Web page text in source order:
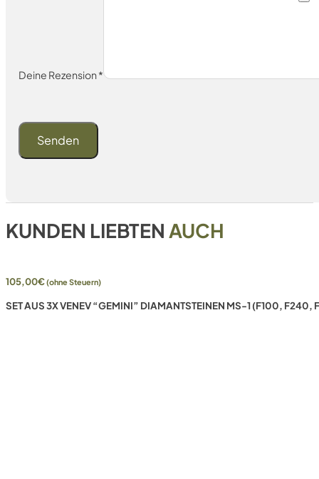
Deine Rezension*
KUNDEN LIEBTEN AUCH
105,00€(ohne Steuern)
SET AUS 3X VENEV “GEMINI” DIAMANTSTEINEN MS-1 (F100,